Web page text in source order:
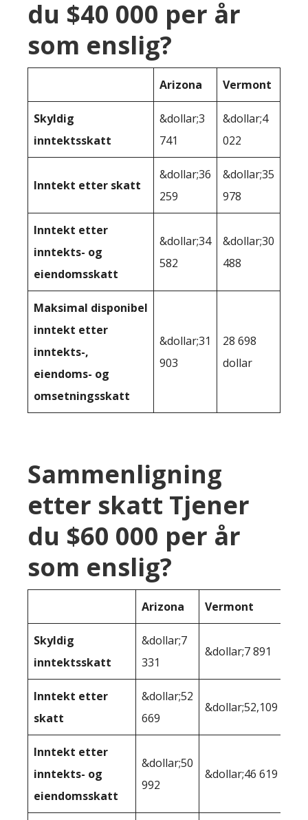
du $40 000 per år
som enslig?
Arizona Vermont
Skyldig
inntektsskatt
&dollar;3
741
&dollar;4
022
Inntekt etter skatt
&dollar;36
259
&dollar;35
978
Inntekt etter
inntekts- og
eiendomsskatt
&dollar;34
582
&dollar;30
488
Maksimal disponibel
inntekt etter
inntekts-,
eiendoms- og
omsetningsskatt
&dollar;31
903
28 698
dollar
Sammenligning
etter skatt Tjener
du $60 000 per år
som enslig?
Arizona Vermont
Skyldig
inntektsskatt
&dollar;7
331
&dollar;7 891
Inntekt etter
skatt
&dollar;52
669
&dollar;52,109
Inntekt etter
inntekts- og
eiendomsskatt
&dollar;50
992
&dollar;46 619